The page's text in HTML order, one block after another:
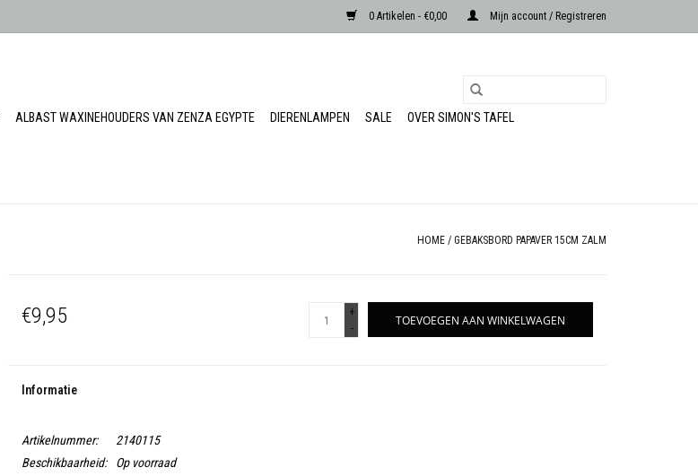
0 Artikelen - €0,00 Mijn account / Registreren
ALBAST WAXINEHOUDERS VAN ZENZA EGYPTE DIERENLAMPEN SALE
OVER SIMON'S TAFEL
HOME / GEBAKSBORD PAPAVER 15CM ZALM
€9,95
+
-
TOEVOEGEN AAN WINKELWAGEN
Informatie
Artikelnummer:
2140115
Beschikbaarheid:
Op voorraad